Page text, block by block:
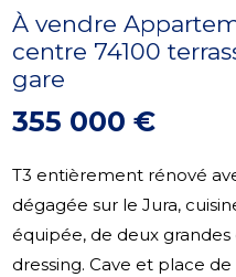
À vendre
centre 74100
gare
355 000 €
T3 entièrement rénové
dégagée sur le Jura,
équipée, de deux
dressing. Cave et place